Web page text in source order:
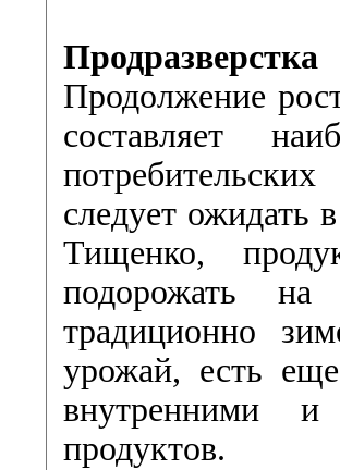
Продразверстка
Продолжение
составляет
следует ожидать
Тищенко,
подорожать
традиционно
урожай, есть
внутренними
продуктов.